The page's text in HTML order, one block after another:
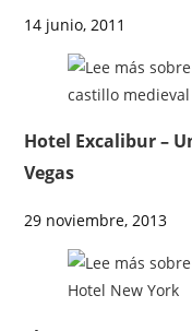
14 junio, 2011
Hotel Excalibur –
Vegas
29 noviembre, 2013